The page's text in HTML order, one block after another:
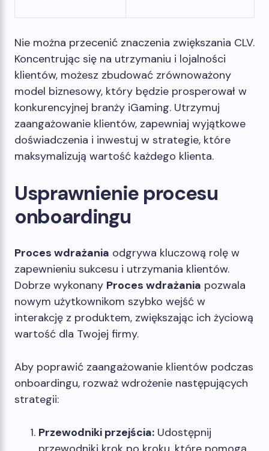
Nie można przecenić znaczenia zwiększania CLV.
Koncentrując się na utrzymaniu i lojalności
klientów, możesz zbudować zrównoważony
model biznesowy, który będzie prosperował w
konkurencyjnej branży iGaming. Utrzymuj
zaangażowanie klientów, zapewniaj wyjątkowe
doświadczenia i inwestuj w strategie, które
maksymalizują wartość każdego klienta.
Usprawnienie procesu
onboardingu
Proces wdrażania odgrywa kluczową rolę w
zapewnieniu sukcesu i utrzymania klientów.
Dobrze wykonany Proces wdrażania pozwala
nowym użytkownikom szybko wejść w
interakcję z produktem, zwiększając ich życiową
wartość dla Twojej firmy.
Aby poprawić zaangażowanie klientów podczas
onboardingu, rozważ wdrożenie następujących
strategii:
Przewodniki przejścia: Udostępnij